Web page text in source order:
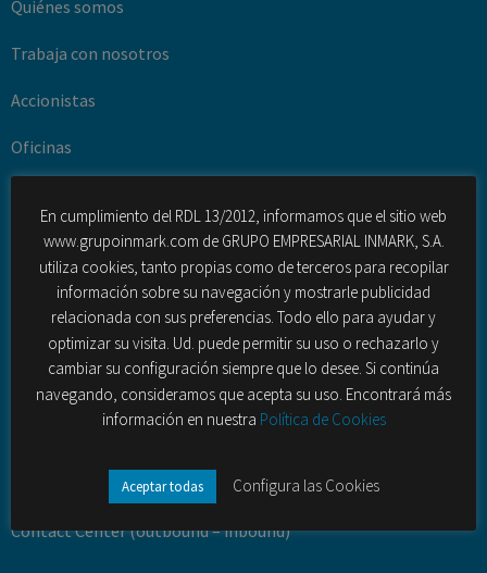
Quiénes somos
Trabaja con nosotros
Accionistas
Oficinas
Oferta
Investigación de Mercado Multicliente
Consultoría y Estudios (Ad Hoc)
Gestión de la innovación
Fuerza de ventas externas
Contact Center (outbound – inbound)
En cumplimiento del RDL 13/2012, informamos que el sitio web
www.grupoinmark.com de GRUPO EMPRESARIAL INMARK, S.A.
utiliza cookies, tanto propias como de terceros para recopilar
información sobre su navegación y mostrarle publicidad
relacionada con sus preferencias. Todo ello para ayudar y
optimizar su visita. Ud. puede permitir su uso o rechazarlo y
cambiar su configuración siempre que lo desee. Si continúa
navegando, consideramos que acepta su uso. Encontrará más
información en nuestra Política de Cookies
Aceptar todas Configura las Cookies